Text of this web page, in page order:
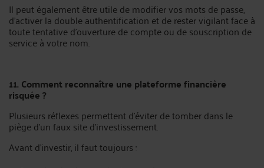
Il peut également être utile de modifier vos mots de passe,
d’activer la double authentification et de rester vigilant face à
toute tentative d’ouverture de compte ou de souscription de
service à votre nom.
11. Comment reconnaître une plateforme financière
risquée ?
Plusieurs réflexes permettent d’éviter de tomber dans le
piège d’un faux site d’investissement.
Avant d’investir, il faut toujours :